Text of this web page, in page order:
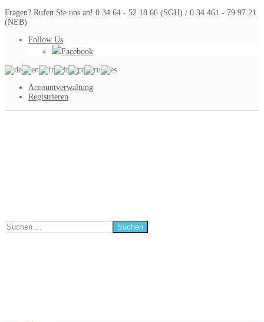
Fragen? Rufen Sie uns an! 0 34 64 - 52 18 66 (SGH) / 0 34 461 - 79 97 21
(NEB)
Follow Us
Facebook
Accountverwaltung
Registrieren